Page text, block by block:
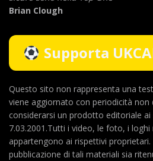
Brian Clough
Supporta
Questo sito non rappresenta una
viene aggiornato con periodicità
considerarsi un prodotto editoriale ai
7.03.2001.Tutti i video, le foto, i
appartengono ai rispettivi proprietari.
pubblicazione di tali materiali sia